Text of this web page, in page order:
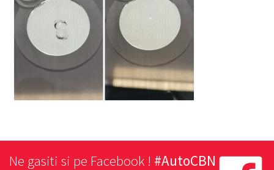
Ne gasiti si pe Facebook ! #AutoCBN